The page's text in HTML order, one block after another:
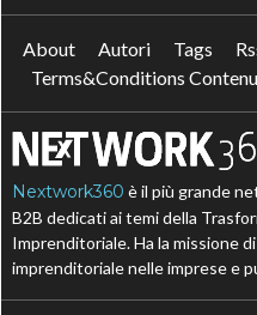
About Autori Tags
Terms&Conditions
Nextwork360 è il più grande
B2B dedicati ai temi della
Imprenditoriale. Ha la missione
imprenditoriale nelle imprese e